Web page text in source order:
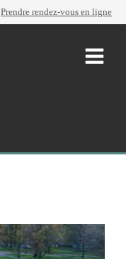
Prendre rendez-vous en ligne